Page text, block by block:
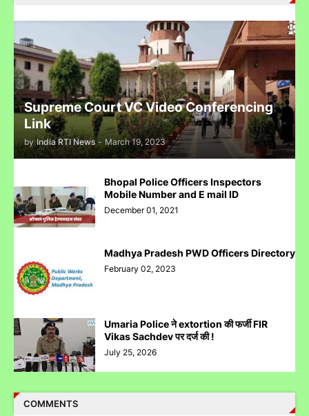
Appellate Committee Govt Of India
Reliance IPO Scam :JMFC Court Mumbai Directed to
Approach SEBI Judge for FIR Under IPC
Judge से पंगा लेने पर जेल जा सकते हो अब सिर्फ contempt नहीं होगा.......
Solution Limited At Mumbai SEBI Court
Supreme Court VC Video Conferencing
Link
by India RTI News - March 19, 2023
Bhopal Police Officers Inspectors
Mobile Number and E mail ID
December 01, 2021
Madhya Pradesh PWD Officers Directory
February 02, 2023
Umaria Police ने extortion की फर्जी FIR
Vikas Sachdev पर दर्ज की !
July 25, 2026
COMMENTS